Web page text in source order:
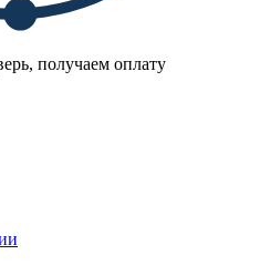
получаем оплату